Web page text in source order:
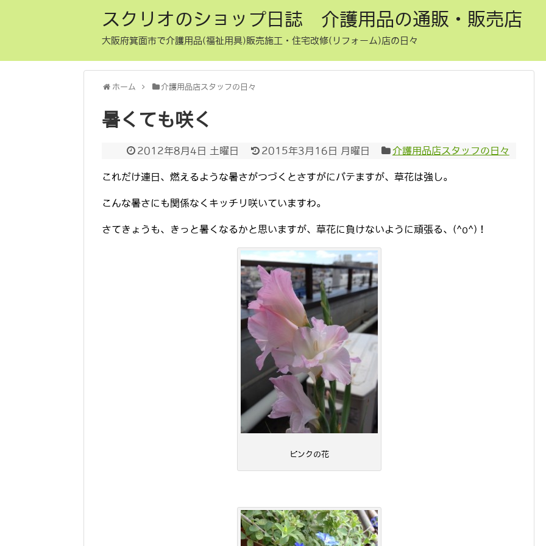
スクリオのショップ日誌 介護用品の通販・販売店
大阪府箕面市で介護用品(福祉用具)販売施工・住宅改修(リフォーム)店の日々
ホーム 介護用品店スタッフの日々
暑くても咲く
2012年8月4日 土曜日 2015年3月16日 月曜日 介護用品店スタッフの日々
これだけ連日、燃えるような暑さがつづくとさすがにバテますが、草花は強し。
こんな暑さにも関係なくキッチリ咲いていますわ。
さてきょうも、きっと暑くなるかと思いますが、草花に負けないように頑張る、(^o^)！
ピンクの花